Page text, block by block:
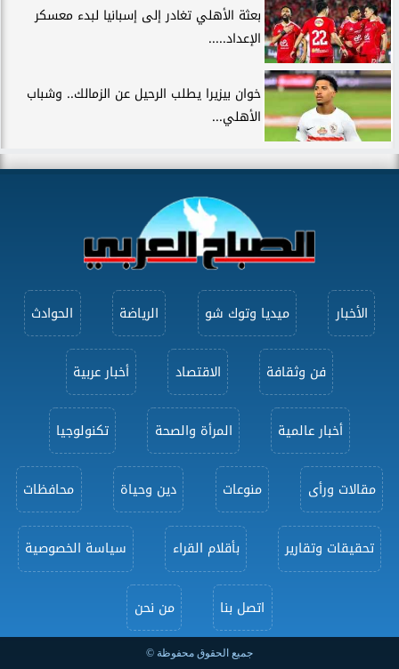
بعثة الأهلي تغادر إلى إسبانيا لبدء معسكر
الإعداد.....
خوان بيزيرا يطلب الرحيل عن الزمالك.. وشباب
الأهلي...
الأخبار ميديا وتوك شو الرياضة الحوادث
فن وثقافة الاقتصاد أخبار عربية
أخبار عالمية المرأة والصحة تكنولوجيا
مقالات ورأى منوعات دين وحياة محافظات
تحقيقات وتقارير بأقلام القراء سياسة الخصوصية
اتصل بنا من نحن
جميع الحقوق محفوظة ©